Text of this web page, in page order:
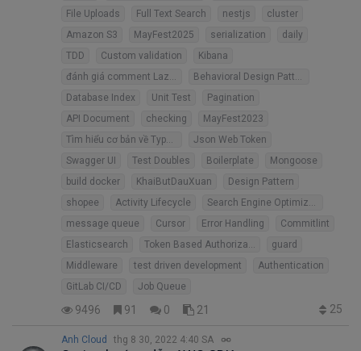
File Uploads
Full Text Search nestjs
cluster
Amazon S3
MayFest2025 serialization
daily
TDD
Custom validation
Kibana
Database Index
Unit Test
Pagination
API Document
checking
MayFest2023
Json Web Token
Swagger UI
Test Doubles Boilerplate
Mongoose
build docker
KhaiButDauXuan
Design Pattern
shopee
Activity Lifecycle
message queue
Cursor Error Handling
Commitlint
Elasticsearch
guard
Middleware
test driven development
Authentication
GitLab CI/CD
Job Queue
9496 91 0 21 25
Anh Cloud thg 8 30, 2022 4:40 SA